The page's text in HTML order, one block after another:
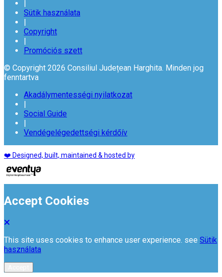
Sütik használata
Copyright
Promóciós szett
© Copyright 2026 Consiliul Județean Harghita. Minden jog
fenntartva
Akadálymentességi nyilatkozat
Social Guide
Vendégelégedettségi kérdőív
❤️ Designed, built, maintained & hosted by
Accept Cookies
This site uses cookies to enhance user experience. see Sütik
használata